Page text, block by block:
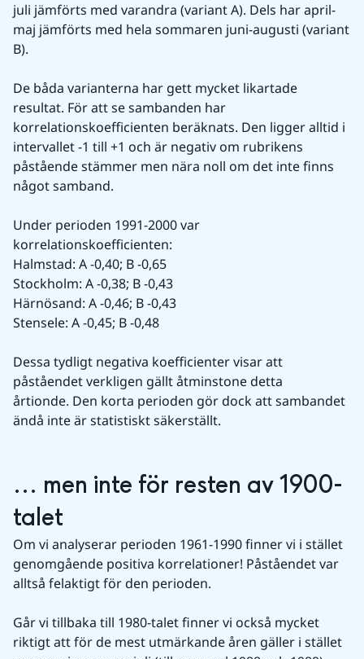
juli jämförts med varandra (variant A). Dels har april-
maj jämförts med hela sommaren juni-augusti (variant
B).
De båda varianterna har gett mycket likartade
resultat. För att se sambanden har
korrelationskoefficienten beräknats. Den ligger alltid i
intervallet -1 till +1 och är negativ om rubrikens
påstående stämmer men nära noll om det inte finns
något samband.
Under perioden 1991-2000 var
korrelationskoefficienten:
Halmstad: A -0,40; B -0,65
Stockholm: A -0,38; B -0,43
Härnösand: A -0,46; B -0,43
Stensele: A -0,45; B -0,48
Dessa tydligt negativa koefficienter visar att
påståendet verkligen gällt åtminstone detta
årtionde. Den korta perioden gör dock att sambandet
ändå inte är statistiskt säkerställt.
... men inte för resten av 1900-
talet
Om vi analyserar perioden 1961-1990 finner vi i stället
genomgående positiva korrelationer! Påståendet var
alltså felaktigt för den perioden.
Går vi tillbaka till 1980-talet finner vi också mycket
riktigt att för de mest utmärkande åren gäller i stället